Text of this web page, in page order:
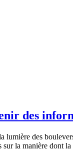
des
des
la manière dont